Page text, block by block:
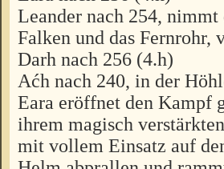
Leander nach 254,
Falken und das Fernrohr,
Darh nach 256 (4.h)
Aćh nach 240, in der
Eara eröffnet den Kampf
ihrem magisch
mit vollem Einsatz auf